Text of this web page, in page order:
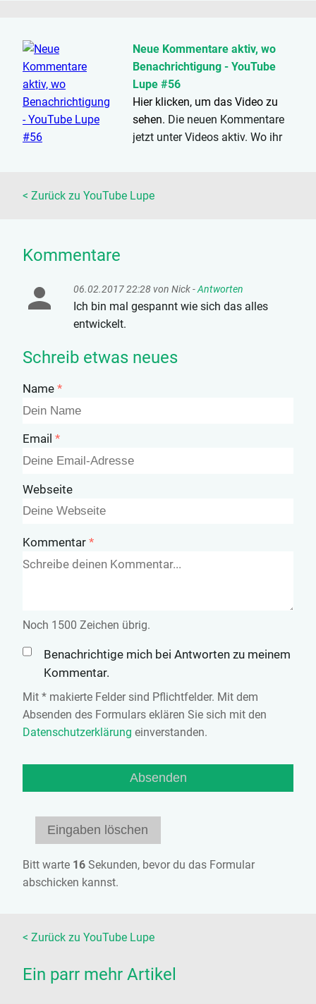
Neue Kommentare aktiv, wo
Benachrichtigung - YouTube
Lupe #56
Hier klicken, um das Video zu
sehen. Die neuen Kommentare
jetzt unter Videos aktiv. Wo ihr
im Video. Mehr Informationen
< Zurück zu YouTube Lupe
Kommentare
06.02.2017 22:28 von Nick-Antworten
Ich bin mal gespannt wie sich das alles
entwickelt.
Schreib etwas neues
Name
Email
Webseite
Kommentar
Noch 1500 Zeichen übrig.
Benachrichtige mich bei Antworten zu meinem
Kommentar.
Mit * makierte Felder sind Pflichtfelder. Mit dem
Absenden des Formulars eklären Sie sich mit den
Datenschutzerklärung einverstanden.
Bitt warte 15 Sekunden, bevor du das Formular
abschicken kannst.
< Zurück zu YouTube Lupe
Ein parr mehr Artikel